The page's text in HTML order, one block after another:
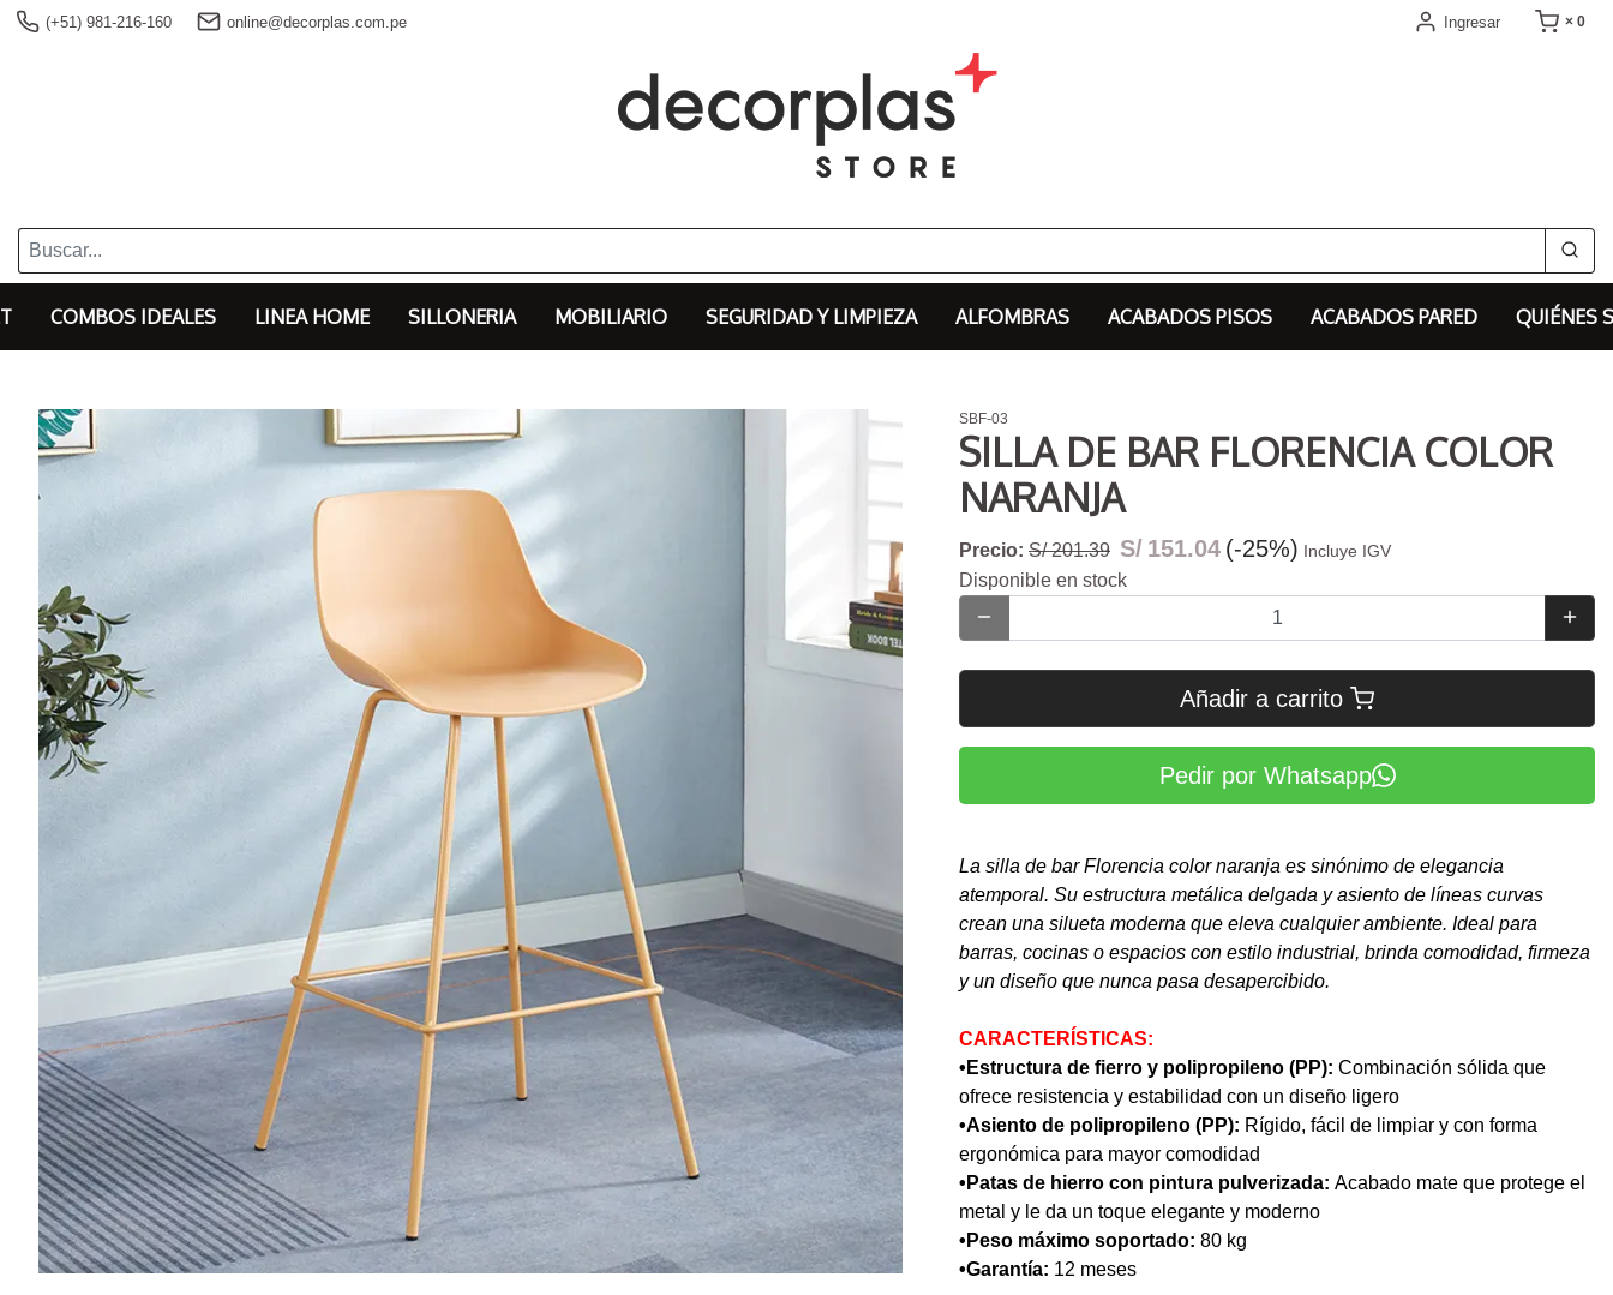
(+51) 981-216-160 online@decorplas.com.pe Ingresar × 0
COMBOS IDEALES LINEA HOME SILLONERIA MOBILIARIO SEGURIDAD Y LIMPIEZA ALFOMBRAS ACABADOS PISOS ACABADOS PARED QUIÉNES
SBF-03
SILLA DE BAR FLORENCIA COLOR
NARANJA
Precio: S/ 201.39 S/ 151.04 (-25%) Incluye IGV
Disponible en stock
Añadir a carrito
Pedir por Whatsapp
La silla de bar Florencia color naranja es sinónimo de elegancia
atemporal. Su estructura metálica delgada y asiento de líneas curvas
crean una silueta moderna que eleva cualquier ambiente. Ideal para
barras, cocinas o espacios con estilo industrial, brinda comodidad, firmeza
y un diseño que nunca pasa desapercibido.
CARACTERÍSTICAS:
•Estructura de fierro y polipropileno (PP): Combinación sólida que
ofrece resistencia y estabilidad con un diseño ligero
•Asiento de polipropileno (PP): Rígido, fácil de limpiar y con forma
ergonómica para mayor comodidad
•Patas de hierro con pintura pulverizada: Acabado mate que protege el
metal y le da un toque elegante y moderno
•Peso máximo soportado: 80 kg
•Garantía: 12 meses